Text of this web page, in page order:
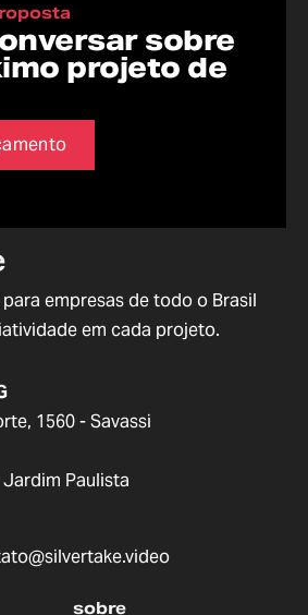
sobre
projeto de
empresas de todo o Brasil
em cada projeto.
1560 - Savassi
Jardim Paulista
sobre